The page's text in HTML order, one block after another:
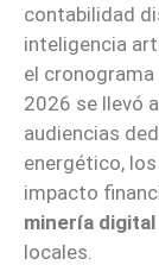
contabilidad
inteligencia
el
2026 se llevó
audiencias
energético,
impacto
minería digital
locales.